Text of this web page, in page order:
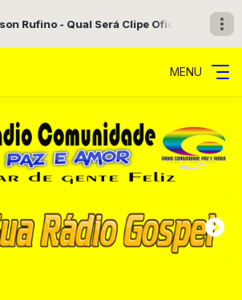
- Qual Será Clipe OficialMensagem
MENU